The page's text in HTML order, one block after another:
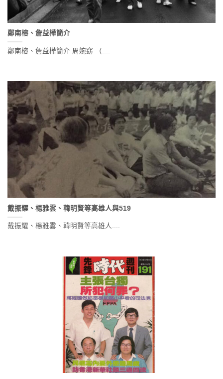
鄭南榕、詹益樺簡介
鄭南榕、詹益樺簡介 周婉窈 （....
戴振耀、楊雅雲、韓明賢等高雄人與519
戴振耀、楊雅雲、韓明賢等高雄人....